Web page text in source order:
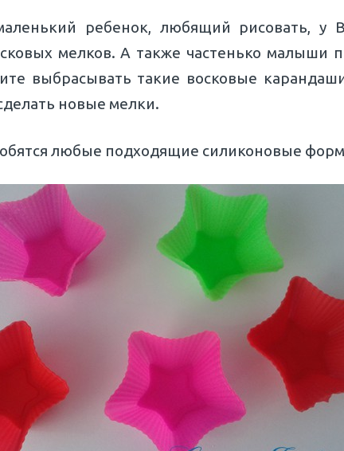
ребенок, любящий рисовать, у
мелков. А также частенько малыши
выбрасывать такие восковые
новые мелки.
любые подходящие силиконовые